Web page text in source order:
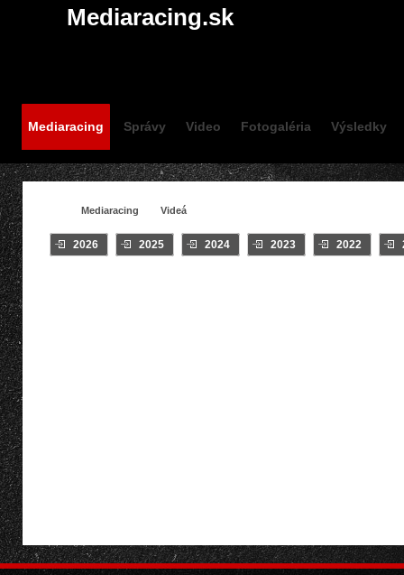
Mediaracing.sk
Mediaracing Správy Video Fotogaléria Výsledky
Mediaracing Videá
2026 2025 2024 2023 2022